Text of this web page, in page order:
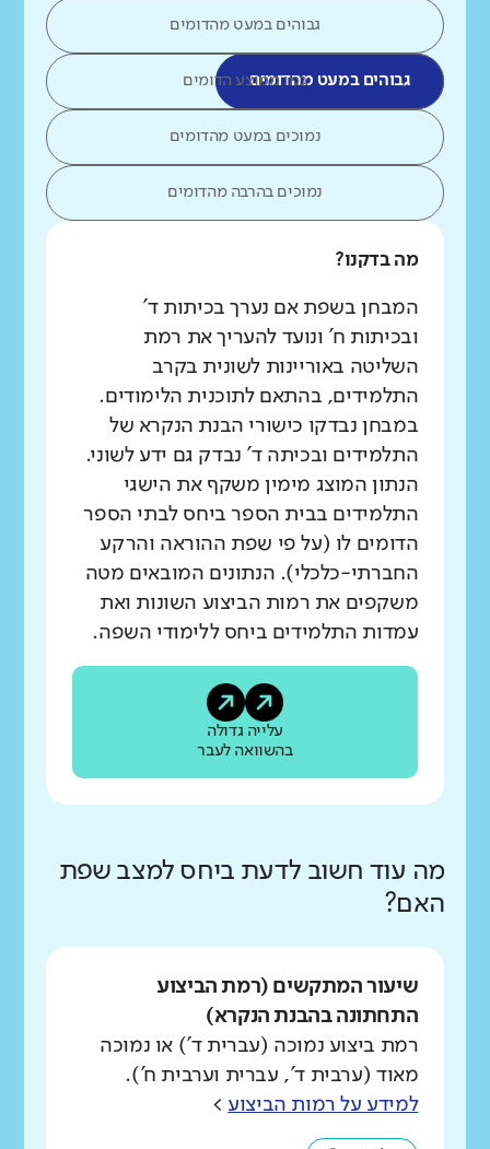
גבוהים במעט מהדומים
גבוהים במעט מהדומיםכמו ממוצע הדומים
נמוכים במעט מהדומים
נמוכים בהרבה מהדומים
מה בדקנו?
המבחן בשפת אם נערך בכיתות ד'
ובכיתות ח' ונועד להעריך את רמת
השליטה באוריינות לשונית בקרב
התלמידים, בהתאם לתוכנית הלימודים.
במבחן נבדקו כישורי הבנת הנקרא של
התלמידים ובכיתה ד' נבדק גם ידע לשוני.
הנתון המוצג מימין משקף את הישגי
התלמידים בבית הספר ביחס לבתי הספר
הדומים לו (על פי שפת ההוראה והרקע
החברתי-כלכלי). הנתונים המובאים מטה
משקפים את רמות הביצוע השונות ואת
עמדות התלמידים ביחס ללימודי השפה.
עלייה גדולה
בהשוואה לעבר
מה עוד חשוב לדעת ביחס למצב שפת
האם?
שיעור המתקשים (רמת הביצוע
התחתונה בהבנת הנקרא)
רמת ביצוע נמוכה (עברית ד') או נמוכה
מאוד (ערבית ד', עברית וערבית ח').
למידע על רמות הביצוע >